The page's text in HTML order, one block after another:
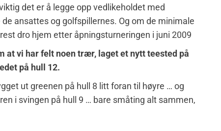
det er å legge opp vedlikeholdet med
ansattes og golfspillernes. Og om de minimale
dro hjem etter åpningsturneringen i juni 2009
at vi har felt noen trær, laget et nytt teested på
på hull 12.
ut greenen på hull 8 litt foran til høyre … og
i svingen på hull 9 … bare småting alt sammen,